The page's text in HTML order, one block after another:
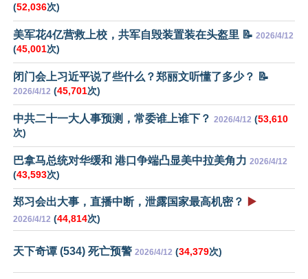
(52,036次)
美军花4亿营救上校，共军自毁装置装在头盔里 📝 2026/4/12
(45,001次)
闭门会上习近平说了些什么？郑丽文听懂了多少？ 📝
2026/4/12 (45,701次)
中共二十一大人事预测，常委谁上谁下？ 2026/4/12 (53,610
次)
巴拿马总统对华缓和 港口争端凸显美中拉美角力 2026/4/12
(43,593次)
郑习会出大事，直播中断，泄露国家最高机密？ ▶️
2026/4/12 (44,814次)
天下奇谭 (534) 死亡预警 2026/4/12 (34,379次)